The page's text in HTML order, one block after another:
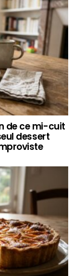
de ce mi-cuit
dessert